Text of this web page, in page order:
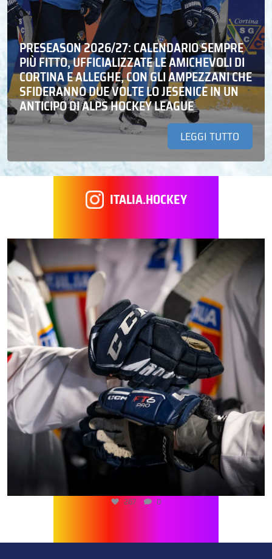
PRESEASON 2026/27: CALENDARIO SEMPRE
PIÙ FITTO, UFFICIALIZZATE LE AMICHEVOLI DI
CORTINA E ALLEGHE, CON GLI AMPEZZANI CHE
SFIDERANNO DUE VOLTE LO JESENICE IN UN
ANTICIPO DI ALPS HOCKEY LEAGUE
LEGGI TUTTO
ITALIA.HOCKEY
267 0